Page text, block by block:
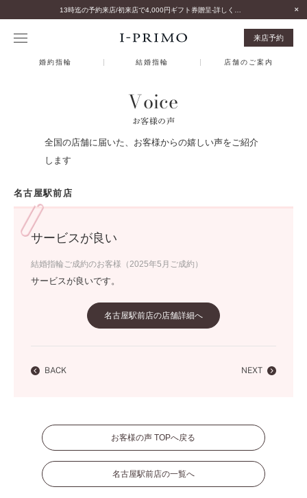
来店予約
婚約指輪 結婚指輪 店舗のご案内
Voice
お客様の声
全国の店舗に届いた、お客様からの嬉しい声をご紹介
します
名古屋駅前店
サービスが良い
結婚指輪ご成約のお客様（2025年5月ご成約）
サービスが良いです。
名古屋駅前店の店舗詳細へ
BACK NEXT
お客様の声 TOPへ戻る
名古屋駅前店の一覧へ